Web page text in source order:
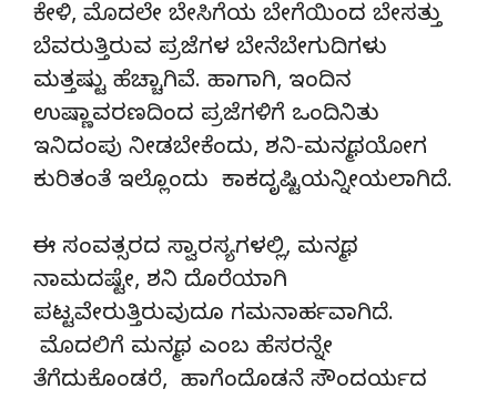
ಕೇಳಿ, ಮೊದಲೇ ಬೇಸಿಗೆಯ ಬೇಗೆಯಿಂದ ಬೇಸತ್ತು
ಬೆವರುತ್ತಿರುವ ಪ್ರಜೆಗಳ ಬೇನೆಬೇಗುದಿಗಳು
ಮತ್ತಷ್ಟು ಹೆಚ್ಚಾಗಿವೆ. ಹಾಗಾಗಿ, ಇಂದಿನ
ಉಷ್ಣಾವರಣದಿಂದ ಪ್ರಜೆಗಳಿಗೆ ಒಂದಿನಿತು
ಇನಿದಂಪು ನೀಡಬೇಕೆಂದು, ಶನಿ-ಮನ್ಮಥಯೋಗ
ಕುರಿತಂತೆ ಇಲ್ಲೊಂದು ಕಾಕದೃಷ್ಟಿಯನ್ನೀಯಲಾಗಿದೆ.
ಈ ಸಂವತ್ಸರದ ಸ್ವಾರಸ್ಯಗಳಲ್ಲಿ, ಮನ್ಮಥ
ನಾಮದಷ್ಟೇ, ಶನಿ ದೊರೆಯಾಗಿ
ಪಟ್ಟವೇರುತ್ತಿರುವುದೂ ಗಮನಾರ್ಹವಾಗಿದೆ.
ಮೊದಲಿಗೆ ಮನ್ಮಥ ಎಂಬ ಹೆಸರನ್ನೇ
ತೆಗೆದುಕೊಂಡರೆ, ಹಾಗೆಂದೊಡನೆ ಸೌಂದರ್ಯದ